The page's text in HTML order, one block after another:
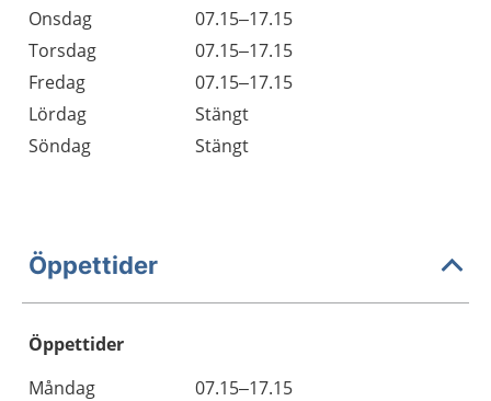
Onsdag
07.15–17.15
Torsdag
07.15–17.15
Fredag
07.15–17.15
Lördag
Stängt
Söndag
Stängt
Öppettider
Öppettider
Dag
Öppettider
Kommentarer
Måndag
07.15–17.15